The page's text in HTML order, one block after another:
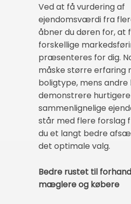
Ved at få vurdering af
ejendomsværdi fra
åbner du døren for, at
forskellige
præsenteres for dig.
måske større erfaring
boligtype, mens andre
demonstrere
sammenlignelige
står med flere forslag
du et langt bedre
det optimale valg.
Bedre rustet til
mæglere og købere